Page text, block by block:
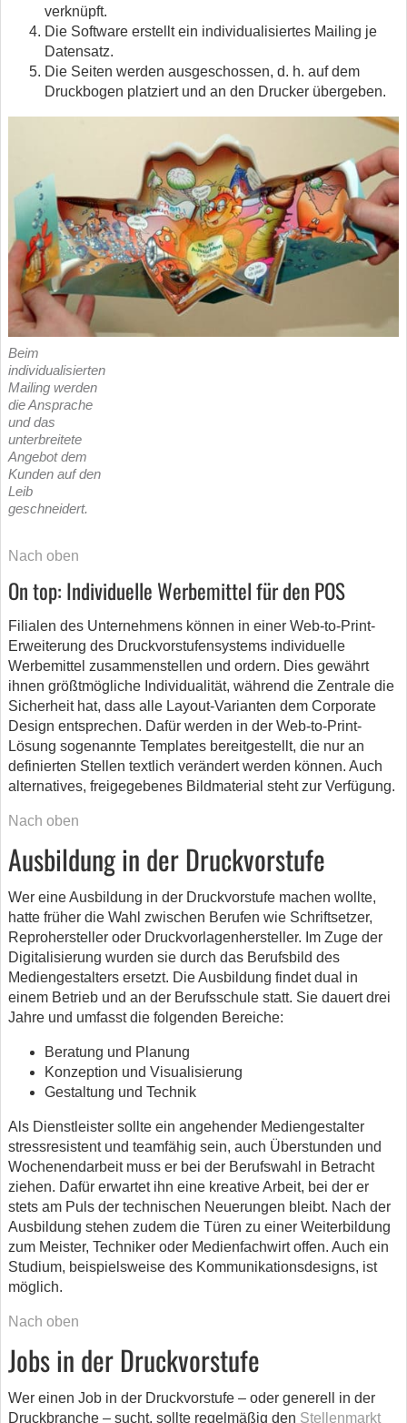
verknüpft.
Die Software erstellt ein individualisiertes Mailing je
Datensatz.
Die Seiten werden ausgeschossen, d. h. auf dem
Druckbogen platziert und an den Drucker übergeben.
Beim
individualisierten
Mailing werden
die Ansprache
und das
unterbreitete
Angebot dem
Kunden auf den
Leib
geschneidert.
Nach oben
On top: Individuelle Werbemittel für den POS
Filialen des Unternehmens können in einer Web-to-Print-
Erweiterung des Druckvorstufensystems individuelle
Werbemittel zusammenstellen und ordern. Dies gewährt
ihnen größtmögliche Individualität, während die Zentrale die
Sicherheit hat, dass alle Layout-Varianten dem Corporate
Design entsprechen. Dafür werden in der Web-to-Print-
Lösung sogenannte Templates bereitgestellt, die nur an
definierten Stellen textlich verändert werden können. Auch
alternatives, freigegebenes Bildmaterial steht zur Verfügung.
Nach oben
Ausbildung in der Druckvorstufe
Wer eine Ausbildung in der Druckvorstufe machen wollte,
hatte früher die Wahl zwischen Berufen wie Schriftsetzer,
Reprohersteller oder Druckvorlagenhersteller. Im Zuge der
Digitalisierung wurden sie durch das Berufsbild des
Mediengestalters ersetzt. Die Ausbildung findet dual in
einem Betrieb und an der Berufsschule statt. Sie dauert drei
Jahre und umfasst die folgenden Bereiche:
Beratung und Planung
Konzeption und Visualisierung
Gestaltung und Technik
Als Dienstleister sollte ein angehender Mediengestalter
stressresistent und teamfähig sein, auch Überstunden und
Wochenendarbeit muss er bei der Berufswahl in Betracht
ziehen. Dafür erwartet ihn eine kreative Arbeit, bei der er
stets am Puls der technischen Neuerungen bleibt. Nach der
Ausbildung stehen zudem die Türen zu einer Weiterbildung
zum Meister, Techniker oder Medienfachwirt offen. Auch ein
Studium, beispielsweise des Kommunikationsdesigns, ist
möglich.
Nach oben
Jobs in der Druckvorstufe
Wer einen Job in der Druckvorstufe – oder generell in der
Druckbranche – sucht, sollte regelmäßig den Stellenmarkt